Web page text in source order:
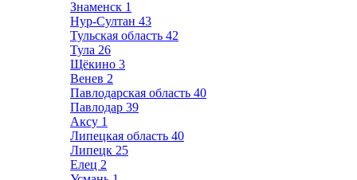
Знаменск 1
Нур-Султан 43
Тульская область 42
Тула 26
Щёкино 3
Венев 2
Павлодарская область 40
Павлодар 39
Аксу 1
Липецкая область 40
Липецк 25
Елец 2